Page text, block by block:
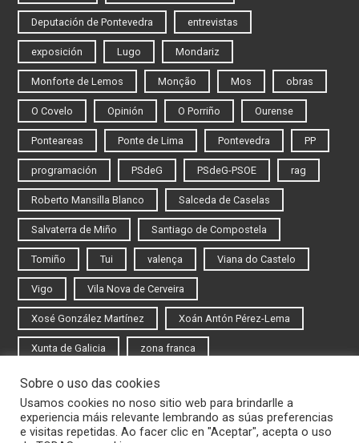
Deputación de Pontevedra entrevistas
exposición Lugo Mondariz
Monforte de Lemos Monção Mos obras
O Covelo Opinión O Porriño Ourense
Ponteareas Ponte de Lima Pontevedra PP
programación PSdeG PSdeG-PSOE rag
Roberto Mansilla Blanco Salceda de Caselas
Salvaterra de Miño Santiago de Compostela
Tomiño Tui valença Viana do Castelo
Vigo Vila Nova de Cerveira
Xosé González Martínez Xoán Antón Pérez-Lema
Xunta de Galicia zona franca
Iniciar sesión
Rexistrarse
Sobre o uso das cookies
Usamos cookies no noso sitio web para brindarlle a
experiencia máis relevante lembrando as súas preferencias
e visitas repetidas. Ao facer clic en "Aceptar", acepta o uso